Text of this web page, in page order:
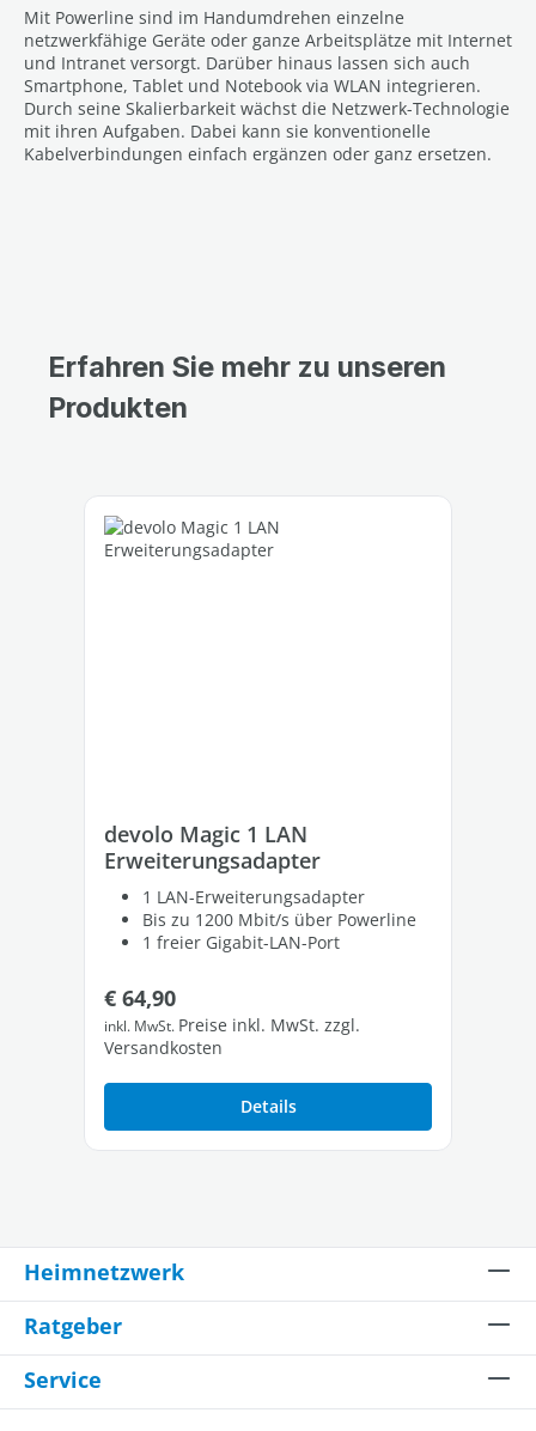
Mit Powerline sind im Handumdrehen einzelne
netzwerkfähige Geräte oder ganze Arbeitsplätze mit Internet
und Intranet versorgt. Darüber hinaus lassen sich auch
Smartphone, Tablet und Notebook via WLAN integrieren.
Durch seine Skalierbarkeit wächst die Netzwerk-Technologie
mit ihren Aufgaben. Dabei kann sie konventionelle
Kabelverbindungen einfach ergänzen oder ganz ersetzen.
Erfahren Sie mehr zu unseren
Produkten
Produktgalerie überspringen
devolo Magic 1 LAN
Erweiterungsadapter
1 LAN-Erweiterungsadapter
Bis zu 1200 Mbit/s über Powerline
1 freier Gigabit-LAN-Port
Regulärer Preis:
€ 64,90
inkl. MwSt. Preise inkl. MwSt. zzgl.
Versandkosten
Details
Heimnetzwerk
Ratgeber
Service